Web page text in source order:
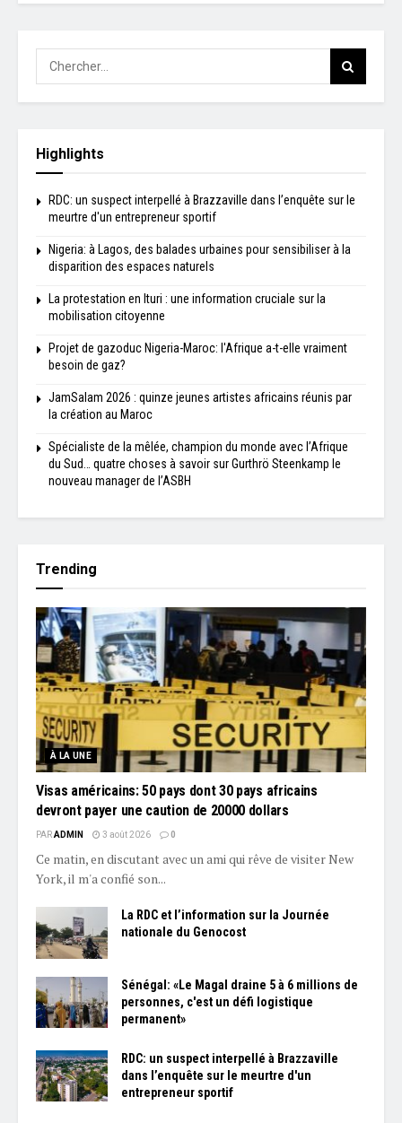
Highlights
RDC: un suspect interpellé à Brazzaville dans l’enquête sur le
meurtre d'un entrepreneur sportif
Nigeria: à Lagos, des balades urbaines pour sensibiliser à la
disparition des espaces naturels
La protestation en Ituri : une information cruciale sur la
mobilisation citoyenne
Projet de gazoduc Nigeria-Maroc: l'Afrique a-t-elle vraiment
besoin de gaz?
JamSalam 2026 : quinze jeunes artistes africains réunis par
la création au Maroc
Spécialiste de la mêlée, champion du monde avec l’Afrique
du Sud… quatre choses à savoir sur Gurthrö Steenkamp le
nouveau manager de l’ASBH
Trending
À LA UNE
Visas américains: 50 pays dont 30 pays africains
devront payer une caution de 20000 dollars
PARADMIN 3 août 2026 0
Ce matin, en discutant avec un ami qui rêve de visiter New
York, il m'a confié son...
La RDC et l’information sur la Journée
nationale du Genocost
Sénégal: «Le Magal draine 5 à 6 millions de
personnes, c'est un défi logistique
permanent»
RDC: un suspect interpellé à Brazzaville
dans l’enquête sur le meurtre d'un
entrepreneur sportif